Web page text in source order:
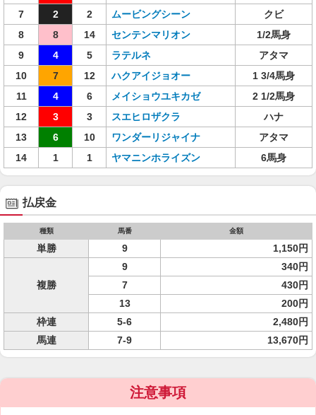
7
2 2 ムービングシーン
クビ
8
8 14 センテンマリオン
1/2馬身
9
4 5 ラテルネ
アタマ
10
7 12 ハクアイジョオー
1 3/4馬身
11
4 6 メイショウユキカゼ
2 1/2馬身
12
3 3 スエヒロザクラ
ハナ
13
6 10 ワンダーリジャイナ
アタマ
14
1 1 ヤマニンホライズン 6馬身
払戻金
種類 馬番 金額
単勝 9 1,150円
複勝
9
340円
7
430円
13
200円
枠連
5-6
2,480円
馬連
7-9 13,670円
注意事項